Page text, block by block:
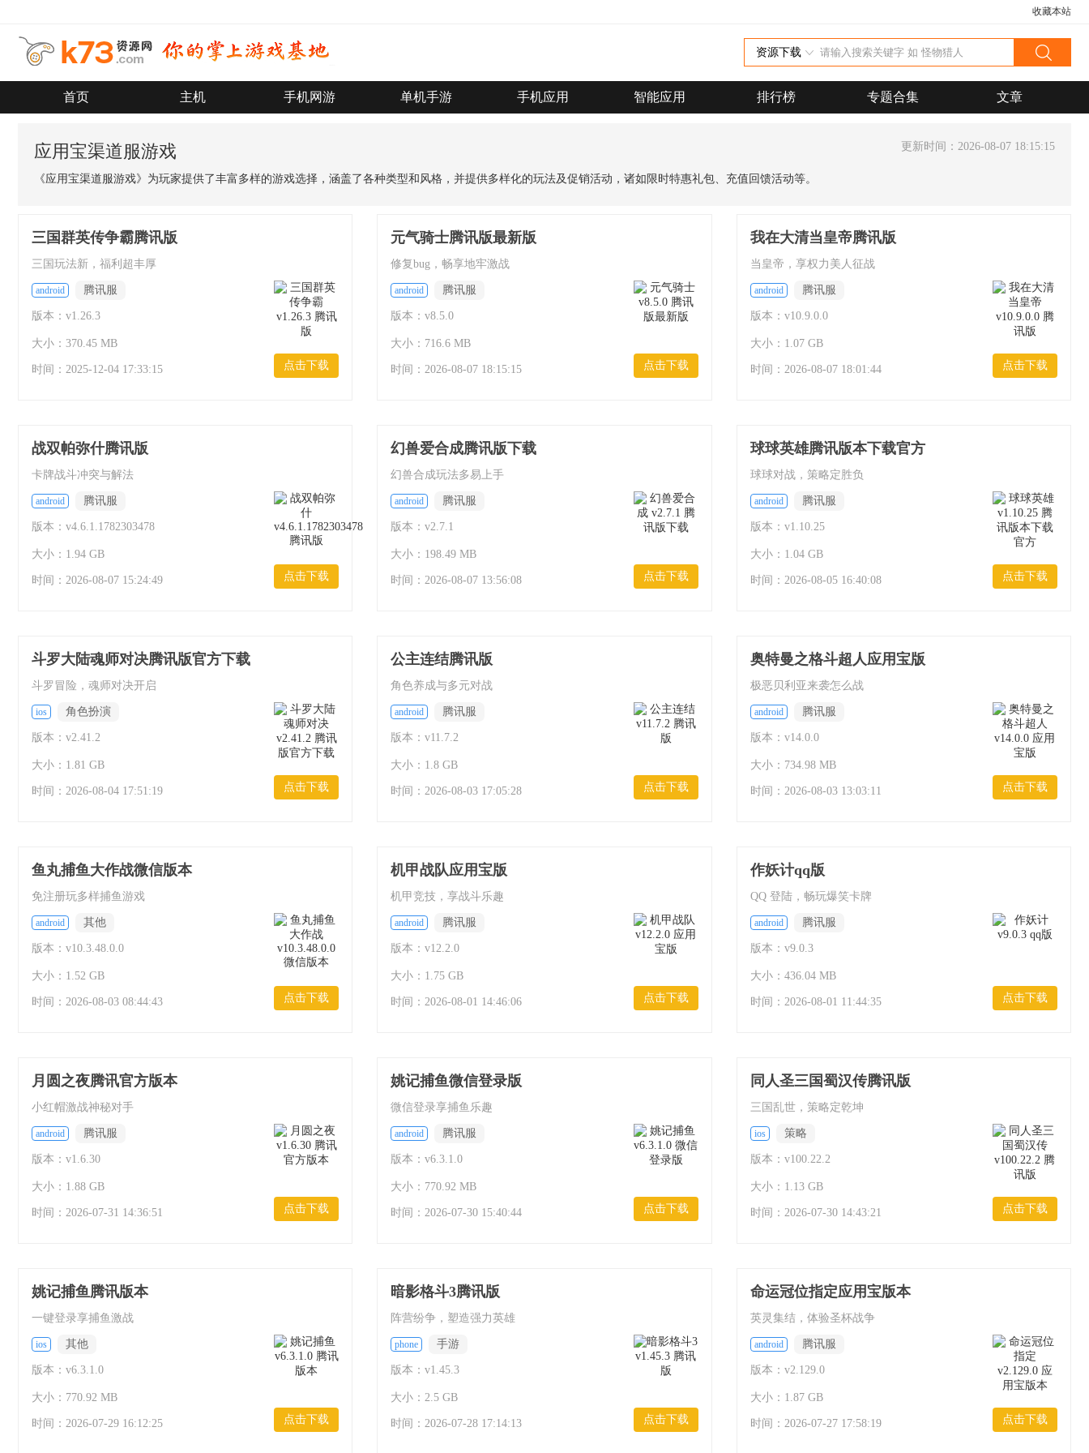
收藏本站
资源下载
首页 主机 手机网游 单机手游 手机应用 智能应用 排行榜 专题合集 文章
应用宝渠道服游戏 更新时间：2026-08-07 18:15:15
《应用宝渠道服游戏》为玩家提供了丰富多样的游戏选择，涵盖了各种类型和风格，并提供多样化的玩法及促销活动，诸如限时特惠礼包、充值回馈活动等。
三国群英传争霸腾讯版
三国玩法新，福利超丰厚
android 腾讯服
版本：v1.26.3
大小：370.45 MB
时间： 2025-12-04 17:33:15 点击下载
元气骑士腾讯版最新版
修复bug，畅享地牢激战
android 腾讯服
版本：v8.5.0
大小：716.6 MB
时间：2026-08-07 18:15:15 点击下载
我在大清当皇帝腾讯版
当皇帝，享权力美人征战
android 腾讯服
版本：v10.9.0.0
大小：1.07 GB
时间： 2026-08-07 18:01:44 点击下载
战双帕弥什腾讯版
卡牌战斗冲突与解法
android 腾讯服
版本：v4.6.1.1782303478
大小：1.94 GB
时间： 2026-08-07 15:24:49 点击下载
幻兽爱合成腾讯版下载
幻兽合成玩法多易上手
android 腾讯服
版本：v2.7.1
大小：198.49 MB
时间：2026-08-07 13:56:08 点击下载
球球英雄腾讯版本下载官方
球球对战，策略定胜负
android 腾讯服
版本：v1.10.25
大小：1.04 GB
时间： 2026-08-05 16:40:08 点击下载
斗罗大陆魂师对决腾讯版官方下载
斗罗冒险，魂师对决开启
ios 角色扮演
版本：v2.41.2
大小：1.81 GB
时间： 2026-08-04 17:51:19 点击下载
公主连结腾讯版
角色养成与多元对战
android 腾讯服
版本：v11.7.2
大小：1.8 GB
时间：2026-08-03 17:05:28 点击下载
奥特曼之格斗超人应用宝版
极恶贝利亚来袭怎么战
android 腾讯服
版本：v14.0.0
大小：734.98 MB
时间： 2026-08-03 13:03:11 点击下载
鱼丸捕鱼大作战微信版本
免注册玩多样捕鱼游戏
android 其他
版本：v10.3.48.0.0
大小：1.52 GB
时间： 2026-08-03 08:44:43 点击下载
机甲战队应用宝版
机甲竞技，享战斗乐趣
android 腾讯服
版本：v12.2.0
大小：1.75 GB
时间：2026-08-01 14:46:06 点击下载
作妖计qq版
QQ 登陆，畅玩爆笑卡牌
android 腾讯服
版本：v9.0.3
大小：436.04 MB
时间： 2026-08-01 11:44:35 点击下载
月圆之夜腾讯官方版本
小红帽激战神秘对手
android 腾讯服
版本：v1.6.30
大小：1.88 GB
时间： 2026-07-31 14:36:51 点击下载
姚记捕鱼微信登录版
微信登录享捕鱼乐趣
android 腾讯服
版本：v6.3.1.0
大小：770.92 MB
时间：2026-07-30 15:40:44 点击下载
同人圣三国蜀汉传腾讯版
三国乱世，策略定乾坤
ios 策略
版本：v100.22.2
大小：1.13 GB
时间： 2026-07-30 14:43:21 点击下载
姚记捕鱼腾讯版本
一键登录享捕鱼激战
ios 其他
版本：v6.3.1.0
大小：770.92 MB
时间： 2026-07-29 16:12:25 点击下载
暗影格斗3腾讯版
阵营纷争，塑造强力英雄
phone 手游
版本：v1.45.3
大小：2.5 GB
时间：2026-07-28 17:14:13 点击下载
命运冠位指定应用宝版本
英灵集结，体验圣杯战争
android 腾讯服
版本：v2.129.0
大小：1.87 GB
时间： 2026-07-27 17:58:19 点击下载